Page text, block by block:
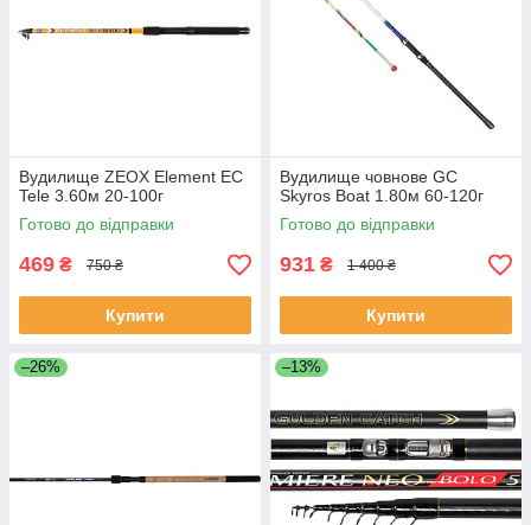
Вудилище ZEOX Element EС
Tele 3.60м 20-100г
Готово до відправки
469 ₴ 750 ₴
Купити
Вудилище човнове GC
Skyros Boat 1.80м 60-120г
Готово до відправки
931 ₴ 1 400 ₴
Купити
–26% –13%